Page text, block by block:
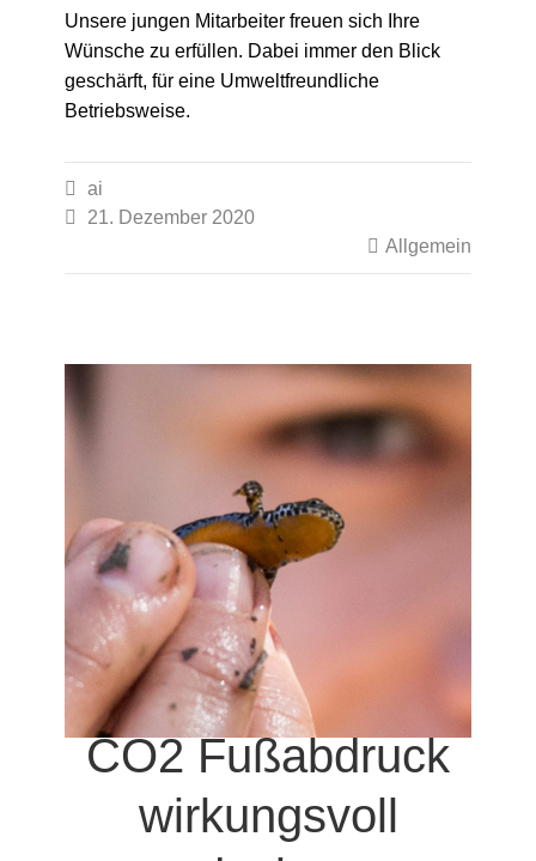
Unsere jungen Mitarbeiter freuen sich Ihre
Wünsche zu erfüllen. Dabei immer den Blick
geschärft, für eine Umweltfreundliche
Betriebsweise.

ai

21. Dezember 2020
 Allgemein
CO2 Fußabdruck
wirkungsvoll